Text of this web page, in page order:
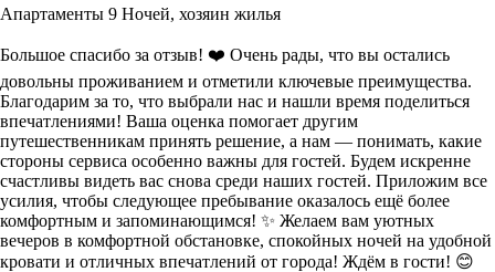
Апартаменты 9 Ночей, хозяин жилья
Большое спасибо за отзыв! ❤️ Очень рады, что вы остались
довольны проживанием и отметили ключевые преимущества.
Благодарим за то, что выбрали нас и нашли время поделиться
впечатлениями! Ваша оценка помогает другим
путешественникам принять решение, а нам — понимать, какие
стороны сервиса особенно важны для гостей. Будем искренне
счастливы видеть вас снова среди наших гостей. Приложим все
усилия, чтобы следующее пребывание оказалось ещё более
комфортным и запоминающимся! ✨ Желаем вам уютных
вечеров в комфортной обстановке, спокойных ночей на удобной
кровати и отличных впечатлений от города! Ждём в гости! 😊